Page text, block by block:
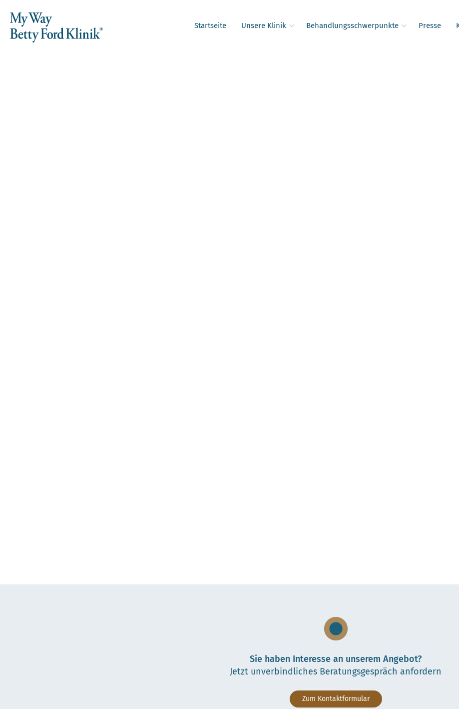
Startseite Unsere Klinik Behandlungsschwerpunkte Presse
Sie haben Interesse an unserem Angebot?
Jetzt unverbindliches Beratungsgespräch anfordern
Zum Kontaktformular